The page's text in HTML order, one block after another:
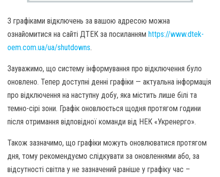
З графіками відключень за вашою адресою можна
ознайомитися на сайті ДТЕК за посиланням https://www.dtek-
oem.com.ua/ua/shutdowns.
Зауважимо, що систему інформування про відключення було
оновлено. Тепер доступні денні графіки — актуальна інформація
про відключення на наступну добу, яка містить лише білі та
темно-сірі зони. Графік оновлюється щодня протягом години
після отримання відповідної команди від НЕК «Укренерго».
Також зазначимо, що графіки можуть оновлюватися протягом
дня, тому рекомендуємо слідкувати за оновленнями або, за
відсутності світла у не зазначений раніше у графіку час –